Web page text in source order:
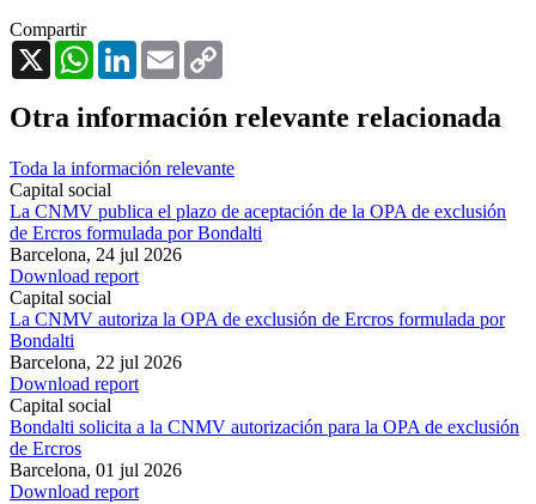
Compartir
X
WhatsAppLinkedInEmail
Otra información relevante relacionada
Toda la información relevante
Capital social
La CNMV publica el plazo de aceptación de la OPA de exclusión
de Ercros formulada por Bondalti
Barcelona, 24 jul 2026
Download report
Capital social
La CNMV autoriza la OPA de exclusión de Ercros formulada por
Bondalti
Barcelona, 22 jul 2026
Download report
Capital social
Bondalti solicita a la CNMV autorización para la OPA de exclusión
de Ercros
Barcelona, 01 jul 2026
Download report